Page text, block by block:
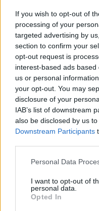
If you wish to opt-out of
processing of your
targeted advertising by
section to confirm your
opt-out request is
interest-based ads
us or personal
your opt-out. You may
disclosure of your
IAB’s list of downstream
also be disclosed by us
Downstream Participants
Personal Data
I want to opt-out of
personal data.
Opted In
2013. január 02. 10:26
Decemberben
hangulat az
beszerzési
pontról 46,1 pontra
(46,3 pont) 0,2
Írország kivételével
feldolgozóipari
szemben. A bontás
legpesszimistábbak
index). Őket sorrendben